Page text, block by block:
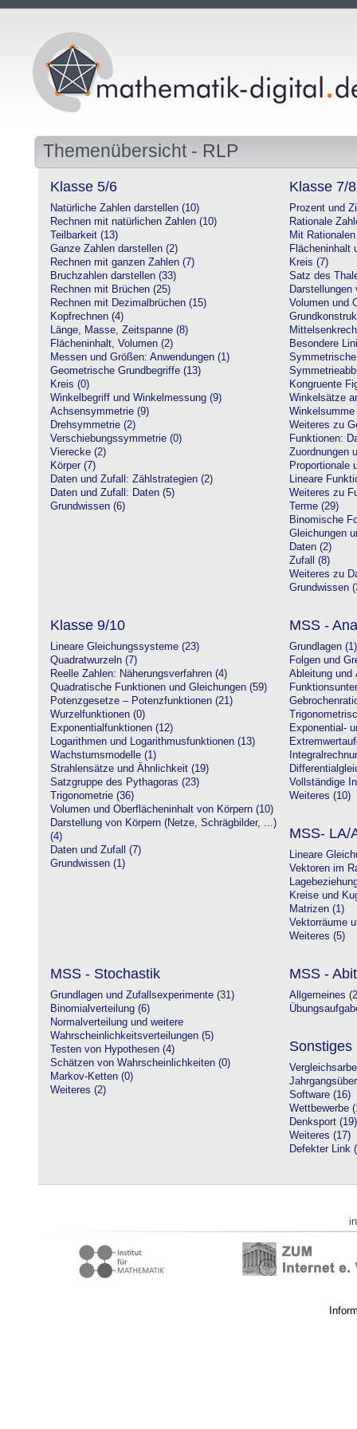
Themenübersicht - RLP
Klasse 5/6
Natürliche Zahlen darstellen (10)
Rechnen mit natürlichen Zahlen (10)
Teilbarkeit (13)
Ganze Zahlen darstellen (2)
Rechnen mit ganzen Zahlen (7)
Bruchzahlen darstellen (33)
Rechnen mit Brüchen (25)
Rechnen mit Dezimalbrüchen (15)
Kopfrechnen (4)
Länge, Masse, Zeitspanne (8)
Flächeninhalt, Volumen (2)
Messen und Größen: Anwendungen (1)
Geometrische Grundbegriffe (13)
Kreis (0)
Winkelbegriff und Winkelmessung (9)
Achsensymmetrie (9)
Drehsymmetrie (2)
Verschiebungssymmetrie (0)
Vierecke (2)
Körper (7)
Daten und Zufall: Zählstrategien (2)
Daten und Zufall: Daten (5)
Grundwissen (6)
Klasse 7/8
Prozent und
Rationale
Mit
Flächeninhalt
Kreis (7)
Satz des
Darstellungen
Volumen und
Besondere
Kongruente
Winkelsätze
Weiteres zu
Funktionen:
Zuordnungen
Proportionale
Lineare
Weiteres zu
Terme (29)
Binomische
Gleichungen
Daten (2)
Zufall (8)
Weiteres zu
Grundwissen
Klasse 9/10
Lineare Gleichungssysteme (23)
Quadratwurzeln (7)
Reelle Zahlen: Näherungsverfahren (4)
Quadratische Funktionen und Gleichungen (59)
Potenzgesetze – Potenzfunktionen (21)
Wurzelfunktionen (0)
Exponentialfunktionen (12)
Logarithmen und Logarithmusfunktionen (13)
Wachstumsmodelle (1)
Strahlensätze und Ähnlichkeit (19)
Satzgruppe des Pythagoras (23)
Trigonometrie (36)
Volumen und Oberflächeninhalt von Körpern (10)
Darstellung von Körpern (Netze, Schrägbilder, ...)
(4)
Daten und Zufall (7)
Grundwissen (1)
MSS -
Grundlagen (1)
Folgen und
Ableitung und
Exponential-
Vollständige
Weiteres (10)
MSS- LA/
Lineare
Vektoren im
Kreise und
Matrizen (1)
Vektorräume
Weiteres (5)
MSS - Stochastik
Grundlagen und Zufallsexperimente (31)
Binomialverteilung (6)
Normalverteilung und weitere
Wahrscheinlichkeitsverteilungen (5)
Testen von Hypothesen (4)
Schätzen von Wahrscheinlichkeiten (0)
Markov-Ketten (0)
Weiteres (2)
MSS -
Allgemeines
Sonstiges
Software (16)
Wettbewerbe
Denksport (19)
Weiteres (17)
Defekter Link